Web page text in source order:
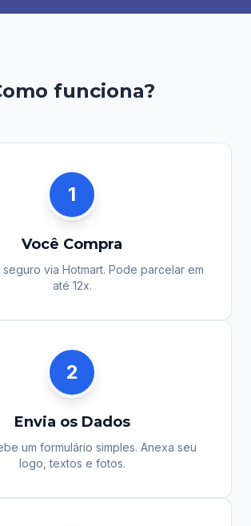
funciona?
1
Você Compra
seguro via Hotmart. Pode parcelar em
até 12x.
2
Envia os Dados
um formulário simples. Anexa seu
logo, textos e fotos.